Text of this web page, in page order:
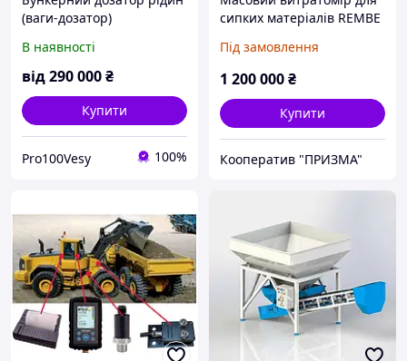
(ваги-дозатор)
В наявності
від290 000₴
Купити
Pro100Vesy 100%
сипких матеріалів REMBE
Під замовлення
1 200 000₴
Купити
Кооператив "ПРИЗМА"